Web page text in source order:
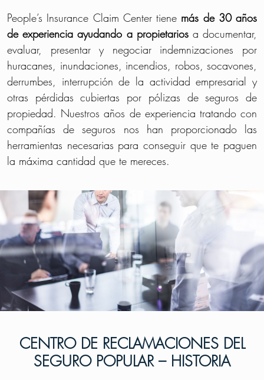
People’s Insurance Claim Center tiene más de 30 años
de experiencia ayudando a propietariosa documentar,
evaluar, presentar y negociar indemnizaciones por
huracanes, inundaciones, incendios, robos, socavones,
derrumbes, interrupción de la actividad empresarial y
otras pérdidas cubiertas por pólizas de seguros de
propiedad. Nuestros años de experiencia tratando con
compañías de seguros nos han proporcionado las
herramientas necesarias para conseguir que te paguen
la máxima cantidad que te mereces.
CENTRO DE RECLAMACIONES DEL
SEGURO POPULAR – HISTORIA